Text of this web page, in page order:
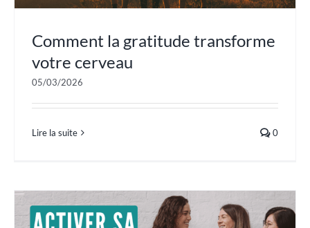
Comment la gratitude transforme
votre cerveau
05/03/2026
Lire la suite 0